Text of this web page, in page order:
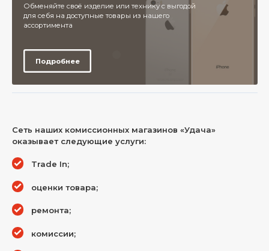
Обменяйте своё изделие или технику с выгодой
для себя на доступные товары из нашего
ассортимента
Подробнее
Сеть наших комиссионных магазинов «Удача»
оказывает следующие услуги:
Trade In;
оценки товара;
ремонта;
комиссии;